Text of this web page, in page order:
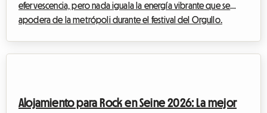
efervescencia, pero nada iguala la energía vibrante que se
apodera de la metrópoli durante el festival del Orgullo.
viajeros, el entusiasmo pronto da p...
Alojamiento para Rock en Seine 2026: La mejor